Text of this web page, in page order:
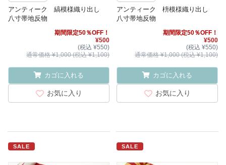
アンティーク 縞模様織り出し
八寸帯地反物
期間限定50％OFF！
¥500
(税込 ¥550)
通常価格 ¥1,000 (税込 ¥1,100)
カゴに入れる
お気に入り
アンティーク 枡模様織り出し
八寸帯地反物
期間限定50％OFF！
¥500
(税込 ¥550)
通常価格 ¥1,000 (税込 ¥1,100)
カゴに入れる
お気に入り
SALE SALE